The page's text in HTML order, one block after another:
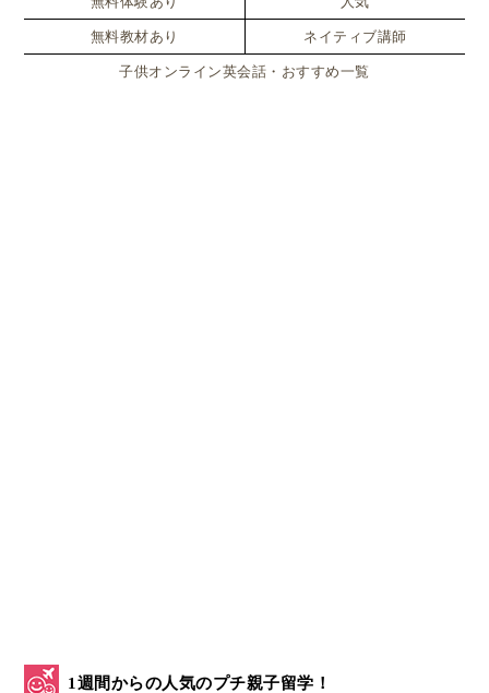
無料教材あり ネイティブ講師
子供オンライン英会話・おすすめ一覧
1週間からの人気のプチ親子留学！